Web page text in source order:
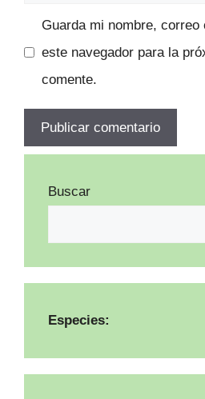
Guarda mi nombre,
este navegador para la
comente.
Buscar
Especies: